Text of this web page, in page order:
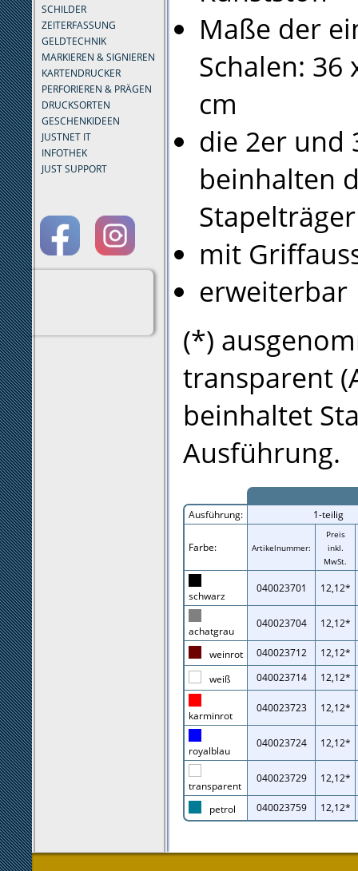
SCHILDER
ZEITERFASSUNG
GELDTECHNIK
MARKIEREN & SIGNIEREN
KARTENDRUCKER
PERFORIEREN & PRÄGEN
DRUCKSORTEN
GESCHENKIDEEN
JUSTNET IT
INFOTHEK
JUST SUPPORT
Maße der
Schalen: 36
cm
die 2er und
beinhalten
mit
erweiterbar
(*)
transparent
beinhaltet
Ausführung.
Ausführung: 1-teilig
Farbe: Artikelnummer:
Preis
inkl.
MwSt.
schwarz
040023701 12,12*
achatgrau
040023704 12,12*
weinrot 040023712
12,12*
weiß
040023714 12,12*
karminrot
040023723 12,12*
royalblau
040023724 12,12*
transparent
040023729 12,12*
petrol 040023759 12,12*